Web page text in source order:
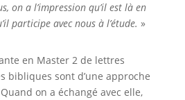
on a l’impression qu’il est là en
participe avec nous à l’étude. »
en Master 2 de lettres
bibliques sont d’une approche
on a échangé avec elle,